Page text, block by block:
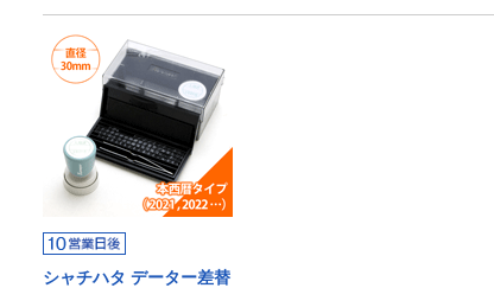
シャチハタ データー差替